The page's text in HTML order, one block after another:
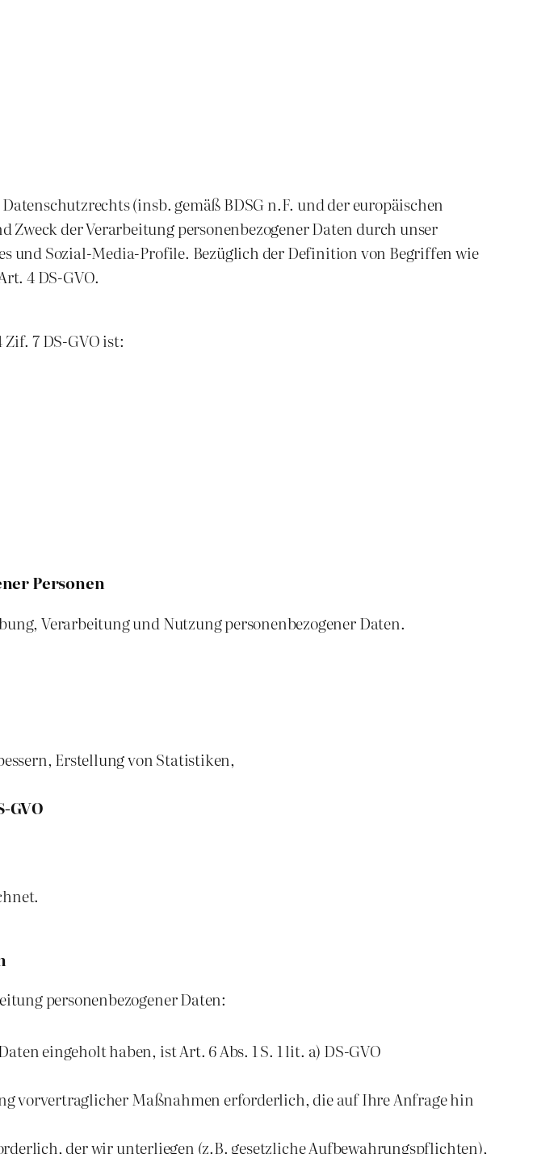
(insb. gemäß BDSG n.F. und der europäischen
Zweck der Verarbeitung personenbezogener Daten durch unser
und Sozial-Media-Profile. Bezüglich der Definition von Begriffen wie
4 DS-GVO.
7 DS-GVO ist:
Personen
Verarbeitung und Nutzung personenbezogener Daten.
Erstellung von Statistiken,
GVO
personenbezogener Daten:
eingeholt haben, ist Art. 6 Abs. 1 S. 1 lit. a) DS-GVO
vorvertraglicher Maßnahmen erforderlich, die auf Ihre Anfrage hin
der wir unterliegen (z.B. gesetzliche Aufbewahrungspflichten),